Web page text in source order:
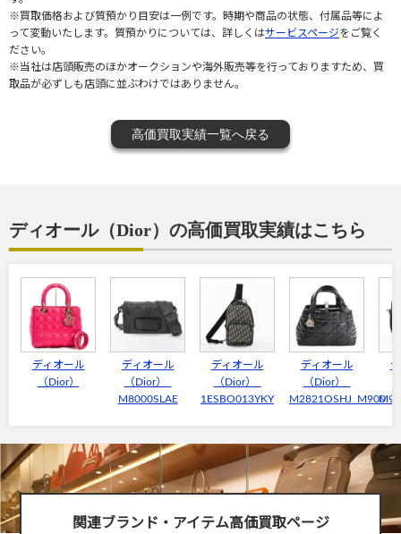
※買取価格および質預かり目安は一例です。時期や商品の状態、付属品等によ
って変動いたします。質預かりについては、詳しくはサービスページをご覧く
ださい。
※当社は店頭販売のほかオークションや海外販売等を行っておりますため、買
取品が必ずしも店頭に並ぶわけではありません。
高価買取実績一覧へ戻る
ディオール（Dior）の高価買取実績はこちら
ディオール
（Dior）
ディオール
（Dior）
M8000SLAE
ディオール
（Dior）
1ESBO013YKY
ディオール
（Dior）
M2821OSHJ_M900
関連ブランド・アイテム高価買取ページ